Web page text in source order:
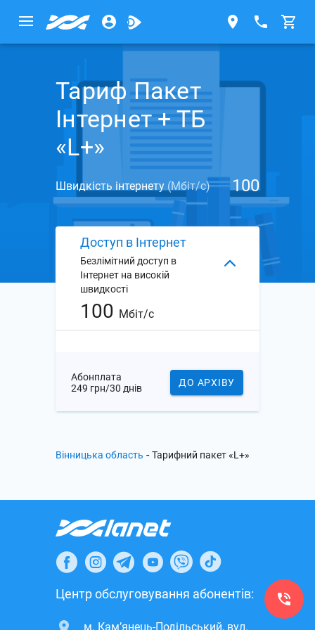
Тариф Пакет
Інтернет + ТБ
«L+»
Швидкість інтернету (Мбіт/с) 100
Доступ в Інтернет
Безлімітний доступ в
Інтернет на високій
швидкості
100 Мбіт/с
Абонплата
249 грн/30 днів
ДО АРХІВУ
Вінницька область - Тарифний пакет «L+»
Центр обслуговування абонентів:
м. Кам’янець-Подільський, вул.